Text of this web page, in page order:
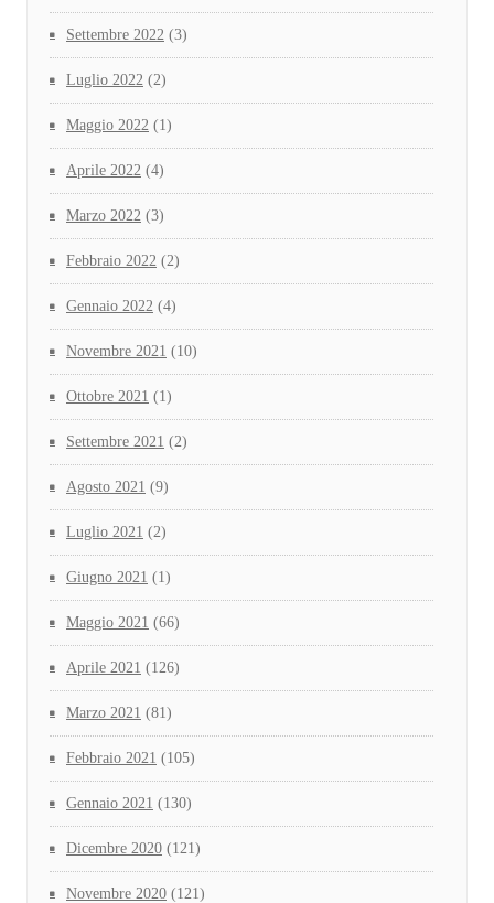
Settembre 2022 (3)
Luglio 2022 (2)
Maggio 2022 (1)
Aprile 2022 (4)
Marzo 2022 (3)
Febbraio 2022 (2)
Gennaio 2022 (4)
Novembre 2021 (10)
Ottobre 2021 (1)
Settembre 2021 (2)
Agosto 2021 (9)
Luglio 2021 (2)
Giugno 2021 (1)
Maggio 2021 (66)
Aprile 2021 (126)
Marzo 2021 (81)
Febbraio 2021 (105)
Gennaio 2021 (130)
Dicembre 2020 (121)
Novembre 2020 (121)